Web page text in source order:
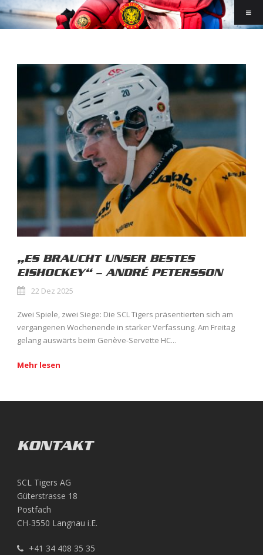
„ES BRAUCHT UNSER BESTES
EISHOCKEY“ – ANDRÉ PETERSSON
22 Dez 2025
Zwei Spiele, zwei Siege: Die SCL Tigers präsentierten sich am
vergangenen Wochenende in starker Verfassung. Am Freitag
gelang auswärts beim Genève-Servette HC...
Mehr lesen
KONTAKT
SCL Tigers AG
Güterstrasse 18
Postfach
CH-3550 Langnau i.E.
+41 34 408 35 35